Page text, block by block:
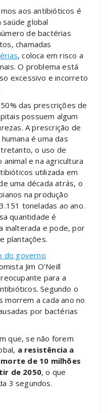
aos antibióticos é
saúde global
de bactérias
chamadas
, coloca em risco a
O problema está
excessivo e incorreto
das prescrições de
possuem algum
A prescrição de
é uma das
o uso de
e na agricultura
utilizada em
uma década atrás, o
na produção
toneladas ao ano.
quantidade é
inalterada e pode, por
plantações.
do governo
Jim O’Neill
para a
Segundo o
morrem a cada ano no
por bactérias
que, se não forem
a resistência a
de 10 milhões
de 2050, o que
3 segundos.